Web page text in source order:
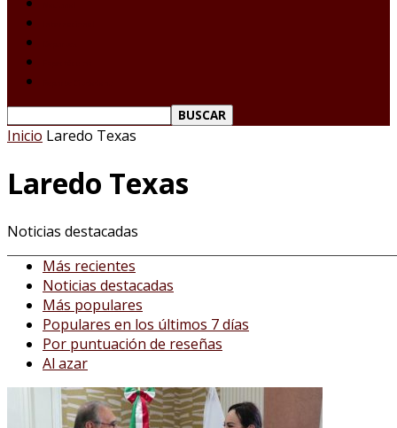
Inicio Laredo Texas
Laredo Texas
Noticias destacadas
Más recientes
Noticias destacadas
Más populares
Populares en los últimos 7 días
Por puntuación de reseñas
Al azar